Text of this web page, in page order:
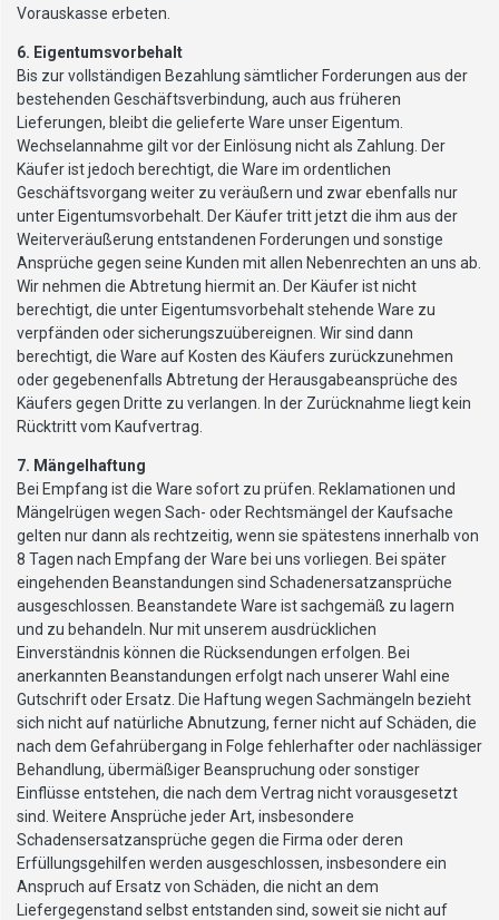
Vorauskasse erbeten.
6. Eigentumsvorbehalt
Bis zur vollständigen Bezahlung sämtlicher Forderungen aus der
bestehenden Geschäftsverbindung, auch aus früheren
Lieferungen, bleibt die gelieferte Ware unser Eigentum.
Wechselannahme gilt vor der Einlösung nicht als Zahlung. Der
Käufer ist jedoch berechtigt, die Ware im ordentlichen
Geschäftsvorgang weiter zu veräußern und zwar ebenfalls nur
unter Eigentumsvorbehalt. Der Käufer tritt jetzt die ihm aus der
Weiterveräußerung entstandenen Forderungen und sonstige
Ansprüche gegen seine Kunden mit allen Nebenrechten an uns ab.
Wir nehmen die Abtretung hiermit an. Der Käufer ist nicht
berechtigt, die unter Eigentumsvorbehalt stehende Ware zu
verpfänden oder sicherungszuübereignen. Wir sind dann
berechtigt, die Ware auf Kosten des Käufers zurückzunehmen
oder gegebenenfalls Abtretung der Herausgabeansprüche des
Käufers gegen Dritte zu verlangen. In der Zurücknahme liegt kein
Rücktritt vom Kaufvertrag.
7. Mängelhaftung
Bei Empfang ist die Ware sofort zu prüfen. Reklamationen und
Mängelrügen wegen Sach- oder Rechtsmängel der Kaufsache
gelten nur dann als rechtzeitig, wenn sie spätestens innerhalb von
8 Tagen nach Empfang der Ware bei uns vorliegen. Bei später
eingehenden Beanstandungen sind Schadenersatzansprüche
ausgeschlossen. Beanstandete Ware ist sachgemäß zu lagern
und zu behandeln. Nur mit unserem ausdrücklichen
Einverständnis können die Rücksendungen erfolgen. Bei
anerkannten Beanstandungen erfolgt nach unserer Wahl eine
Gutschrift oder Ersatz. Die Haftung wegen Sachmängeln bezieht
sich nicht auf natürliche Abnutzung, ferner nicht auf Schäden, die
nach dem Gefahrübergang in Folge fehlerhafter oder nachlässiger
Behandlung, übermäßiger Beanspruchung oder sonstiger
Einflüsse entstehen, die nach dem Vertrag nicht vorausgesetzt
sind. Weitere Ansprüche jeder Art, insbesondere
Schadensersatzansprüche gegen die Firma oder deren
Erfüllungsgehilfen werden ausgeschlossen, insbesondere ein
Anspruch auf Ersatz von Schäden, die nicht an dem
Liefergegenstand selbst entstanden sind, soweit sie nicht auf